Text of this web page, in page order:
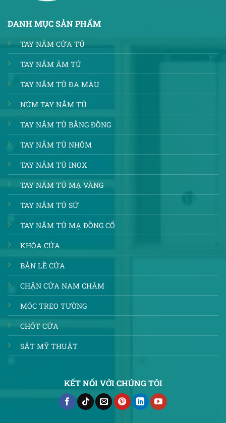
DANH MỤC SẢN PHẨM
TAY NẮM CỬA TỦ
TAY NẮM ÂM TỦ
TAY NẮM TỦ ĐA MÀU
NÚM TAY NẮM TỦ
TAY NẮM TỦ BẰNG ĐỒNG
TAY NẮM TỦ NHÔM
TAY NẮM TỦ INOX
TAY NẮM TỦ MẠ VÀNG
TAY NẮM TỦ SỨ
TAY NẮM TỦ MẠ ĐỒNG CỔ
KHÓA CỬA
BẢN LỀ CỬA
CHẶN CỬA NAM CHÂM
MÓC TREO TƯỜNG
CHỐT CỬA
SẮT MỸ THUẬT
KẾT NỐI VỚI CHÚNG TÔI